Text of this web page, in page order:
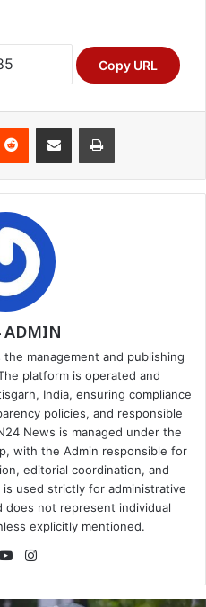
Copy URL
Reddit Share via Email Print
management and publishing
platform is operated and
India, ensuring compliance
policies, and responsible
News is managed under the
with the Admin responsible for
editorial coordination, and
used strictly for administrative
does not represent individual
explicitly mentioned.
YouTube